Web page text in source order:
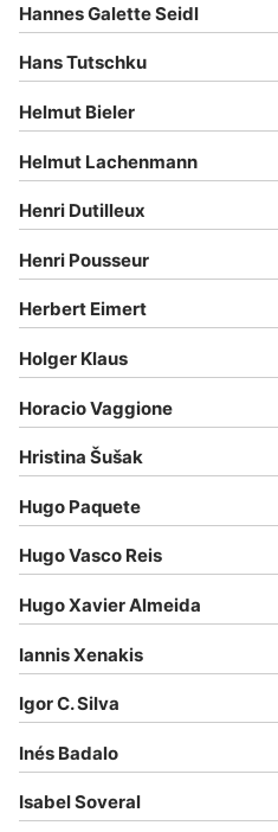
Hannes Galette Seidl
Hans Tutschku
Helmut Bieler
Helmut Lachenmann
Henri Dutilleux
Henri Pousseur
Herbert Eimert
Holger Klaus
Horacio Vaggione
Hristina Šušak
Hugo Paquete
Hugo Vasco Reis
Hugo Xavier Almeida
Iannis Xenakis
Igor C. Silva
Inés Badalo
Isabel Soveral